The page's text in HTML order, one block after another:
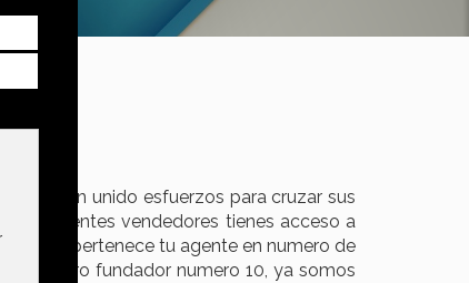
que han unido esfuerzos para cruzar sus
sus clientes vendedores tienes acceso a
la que pertenece tu agente en numero de
miembro fundador numero 10, ya somos